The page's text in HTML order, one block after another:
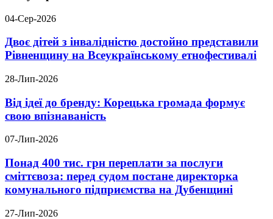
04-Сер-2026
Двоє дітей з інвалідністю достойно представили
Рівненщину на Всеукраїнському етнофестивалі
28-Лип-2026
Від ідеї до бренду: Корецька громада формує
свою впізнаваність
07-Лип-2026
Понад 400 тис. грн переплати за послуги
сміттєвоза: перед судом постане директорка
комунального підприємства на Дубенщині
27-Лип-2026